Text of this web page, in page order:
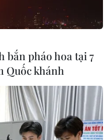
10 ngày dịp Tết
bắn pháo hoa tại 7
Quốc khánh